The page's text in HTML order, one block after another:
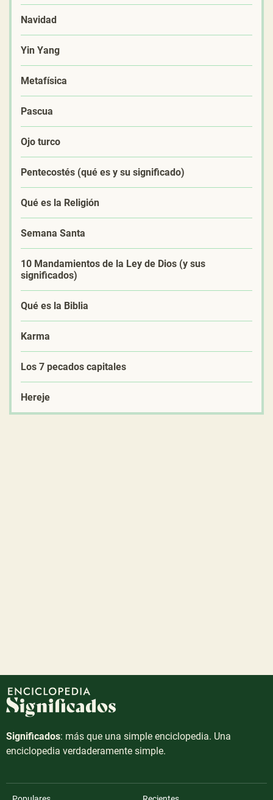
Navidad
Yin Yang
Metafísica
Pascua
Ojo turco
Pentecostés (qué es y su significado)
Qué es la Religión
Semana Santa
10 Mandamientos de la Ley de Dios (y sus
significados)
Qué es la Biblia
Karma
Los 7 pecados capitales
Hereje
Significados: más que una simple enciclopedia. Una
enciclopedia verdaderamente simple.